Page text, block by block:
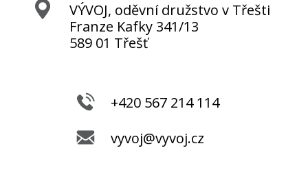
VÝVOJ, oděvní družstvo v Třešti
Franze Kafky 341/13
589 01 Třešť
+420 567 214 114
vyvoj@vyvoj.cz